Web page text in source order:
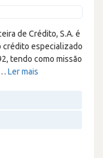
de Crédito, S.A. é
crédito especializado
tendo como missão
Ler mais